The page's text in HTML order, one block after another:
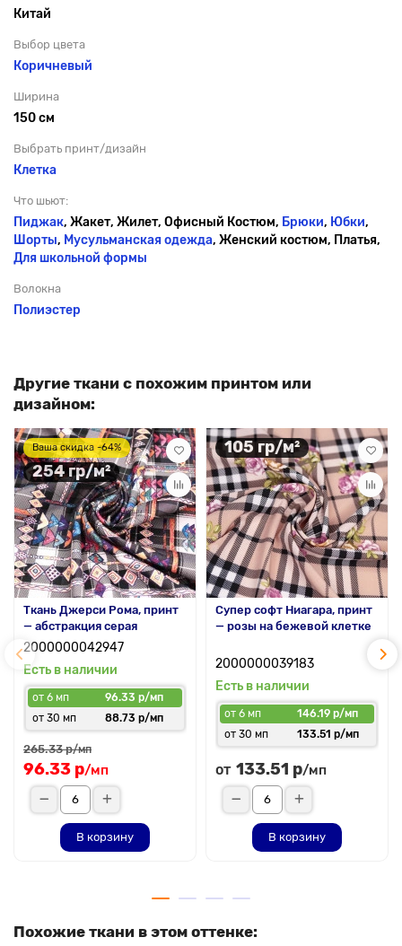
Китай
Выбор цвета
Коричневый
Ширина
150 см
Выбрать принт/дизайн
Клетка
Что шьют:
Пиджак, Жакет, Жилет, Офисный Костюм, Брюки, Юбки,
Шорты, Мусульманская одежда, Женский костюм, Платья,
Для школьной формы
Волокна
Полиэстер
Другие ткани с похожим принтом или
дизайном:
Ваша скидка -64%
254 гр/м²
Ткань Джерси Рома, принт
— абстракция серая
2000000042947
Есть в наличии
от 6 мп
96.33 р/мп
от 30 мп
88.73 р/мп
265.33 р/мп
96.33 р/мп
В корзину
105 гр/м²
Супер софт Ниагара, принт
— розы на бежевой клетке
2000000039183
Есть в наличии
от 6 мп
146.19 р/мп
от 30 мп
133.51 р/мп
от 133.51 р/мп
В корзину
Похожие ткани в этом оттенке: